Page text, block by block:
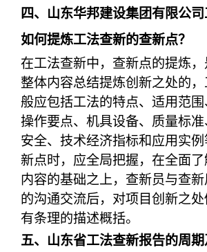
四、山东华邦建设集团有限公
如何提炼工法查新的查新点？
在工法查新中，查新点的提炼
整体内容总结提炼创新之处的
般应包括工法的特点、适用范围
操作要点、机具设备、质量标
安全、技术经济指标和应用实
新点时，应全局把握，在全面
内容的基础之上，查新员与查
的沟通交流后，对项目创新之
有条理的描述概括。
五、山东省工法查新报告的周期